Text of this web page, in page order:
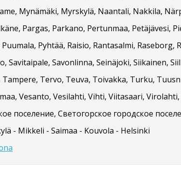
Mynämäki, Myrskylä, Naantali, Nakkila,
Pargas, Parkano, Pertunmaa, Petäjävesi,
Pyhtää, Raisio, Rantasalmi,
Savitaipale, Savonlinna, Seinäjoki, Siikainen,
Tampere, Tervo, Teuva, Toivakka, Turku,
Vesanto, Vesilahti, Vihti, Viitasaari,
поселение, Светогорское городское
- Mikkeli - Saimaa - Kouvola - Helsinki